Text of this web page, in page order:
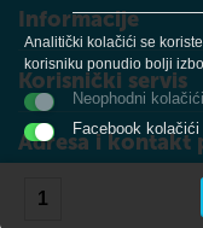
Informacije
Korisnički servis
Adresa i kontakt
© 2021 - 2026 Udruženje
Analitički kolačići se
korisniku ponudio bolji
Neophodni kolačići
Facebook kolačići